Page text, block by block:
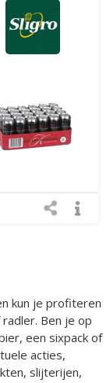
kun je profiteren
Ben je op
een sixpack of
acties,
slijterijen,